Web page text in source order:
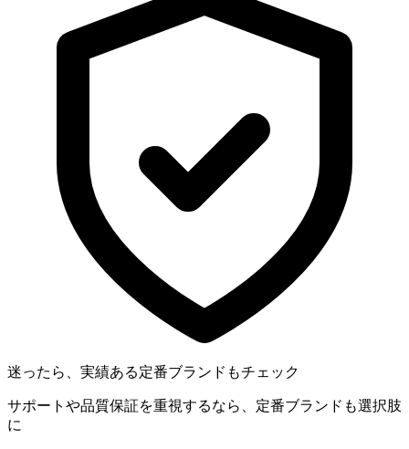
迷ったら、実績ある定番ブランドもチェック
サポートや品質保証を重視するなら、定番ブランドも選択肢
に